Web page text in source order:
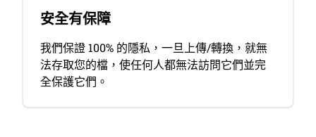
安全有保障
我們保證 100% 的隱私，一旦上傳/轉換，就無
法存取您的檔，使任何人都無法訪問它們並完
全保護它們。